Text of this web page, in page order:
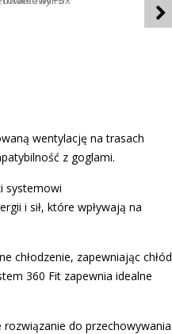
wentylację na trasach
z goglami.
systemowi
i sił, które wpływają na
chłodzenie, zapewniając chłód
360 Fit zapewnia idealne
do przechowywania